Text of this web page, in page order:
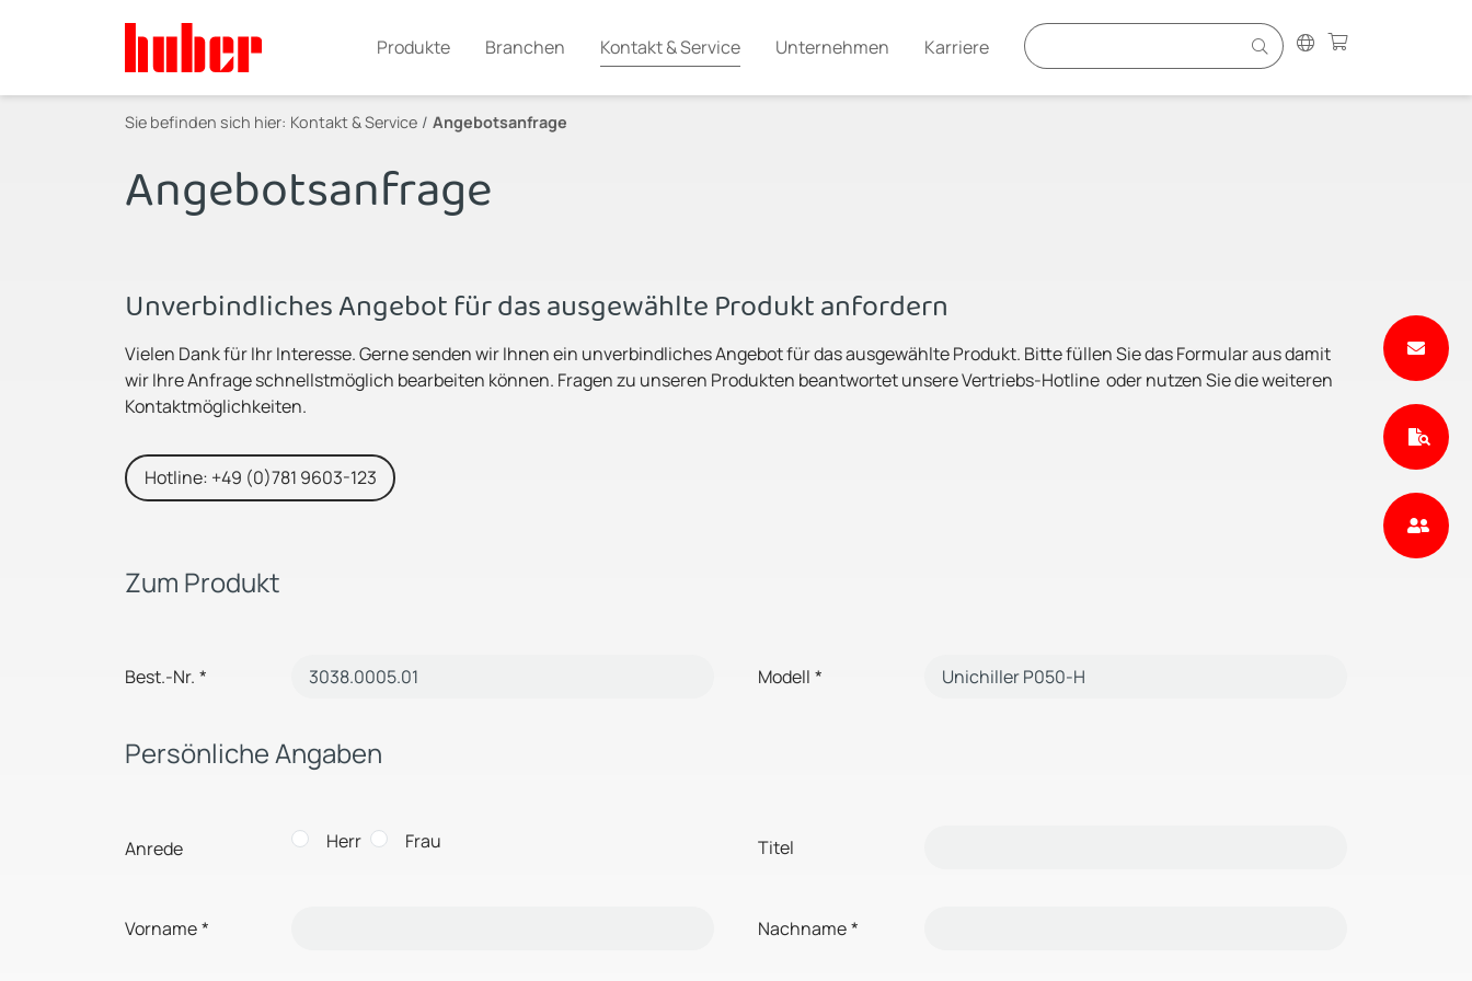
Produkte Branchen Kontakt & Service Unternehmen Karriere
Sie befinden sich hier: Kontakt & Service Angebotsanfrage
Angebotsanfrage
Unverbindliches Angebot für das ausgewählte Produkt anfordern
Vielen Dank für Ihr Interesse. Gerne senden wir Ihnen ein unverbindliches Angebot für das ausgewählte Produkt. Bitte füllen Sie das Formular aus damit
wir Ihre Anfrage schnellstmöglich bearbeiten können. Fragen zu unseren Produkten beantwortet unsere Vertriebs-Hotline oder nutzen Sie die weiteren
Kontaktmöglichkeiten.
Hotline: +49 (0)781 9603-123
Zum Produkt
Best.-Nr. * Modell *
Persönliche Angaben
Anrede Herr Frau Titel
Vorname* Nachname*